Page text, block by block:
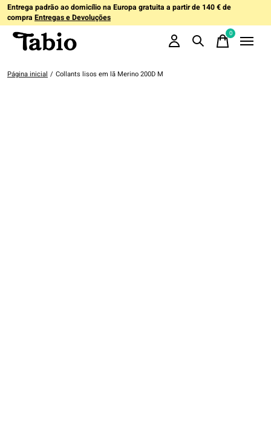
Entrega padrão ao domicílio na Europa gratuita a partir de 140 € de
compra Entregas e Devoluções
0items
Página inicial / Collants lisos em lã Merino 200D M